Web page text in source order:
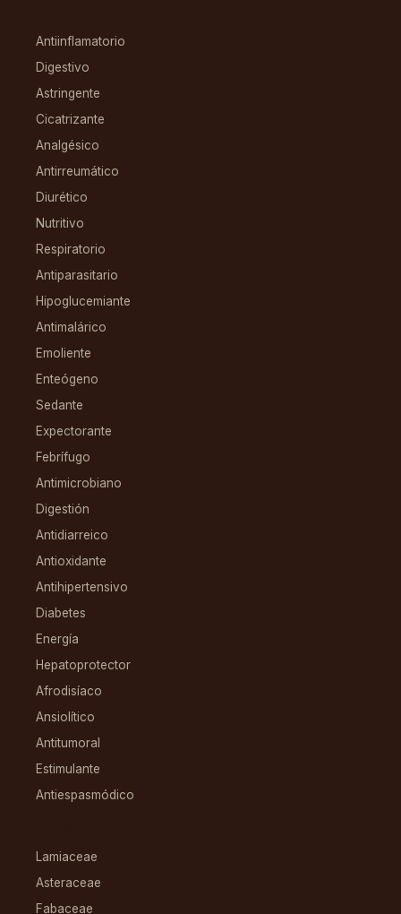
Antiinflamatorio
Digestivo
Astringente
Cicatrizante
Analgésico
Antirreumático
Diurético
Nutritivo
Respiratorio
Antiparasitario
Hipoglucemiante
Antimalárico
Emoliente
Enteógeno
Sedante
Expectorante
Febrífugo
Antimicrobiano
Digestión
Antidiarreico
Antioxidante
Antihipertensivo
Diabetes
Energía
Hepatoprotector
Afrodisíaco
Ansiolítico
Antitumoral
Estimulante
Antiespasmódico
Lamiaceae
Asteraceae
Fabaceae